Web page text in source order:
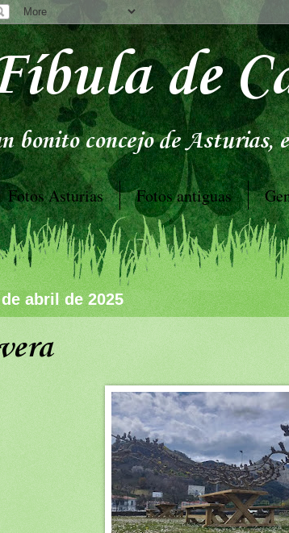
de
bonito concejo de
Fotos Asturias Fotos antiguas
abril de 2025